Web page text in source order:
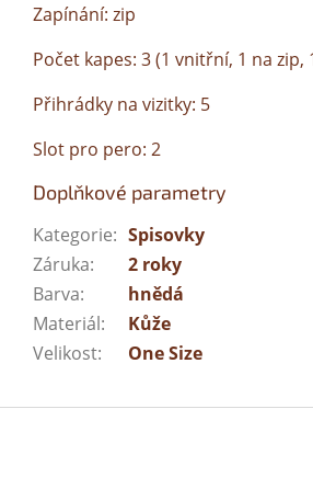
Zapínání: zip
Počet kapes: 3 (1 vnitřní, 1 na zip,
Přihrádky na vizitky: 5
Slot pro pero: 2
Doplňkové parametry
Kategorie: Spisovky
Záruka:
2 roky
Barva:
hnědá
Materiál:
Kůže
Velikost: One Size